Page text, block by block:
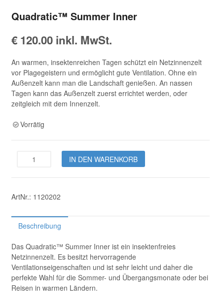
Quadratic™ Summer Inner
€120.00 inkl. MwSt.
An warmen, insektenreichen Tagen schützt ein Netzinnenzelt
vor Plagegeistern und ermöglicht gute Ventilation. Ohne ein
Außenzelt kann man die Landschaft genießen. An nassen
Tagen kann das Außenzelt zuerst errichtet werden, oder
zeitgleich mit dem Innenzelt.
Vorrätig
Quadratic™
Inner
IN DEN WARENKORB
ArtNr.: 1120202
Beschreibung
Das Quadratic™ Summer Inner ist ein insektenfreies
Netzinnenzelt. Es besitzt hervorragende
Ventilationseigenschaften und ist sehr leicht und daher die
perfekte Wahl für die Sommer- und Übergangsmonate oder bei
Reisen in warmen Ländern.